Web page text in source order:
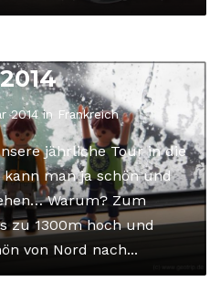
2014 in Frankreich
jährliche Tour in die
kann man ja schön und
Warum? Zum
zu 1300m hoch und
von Nord nach...